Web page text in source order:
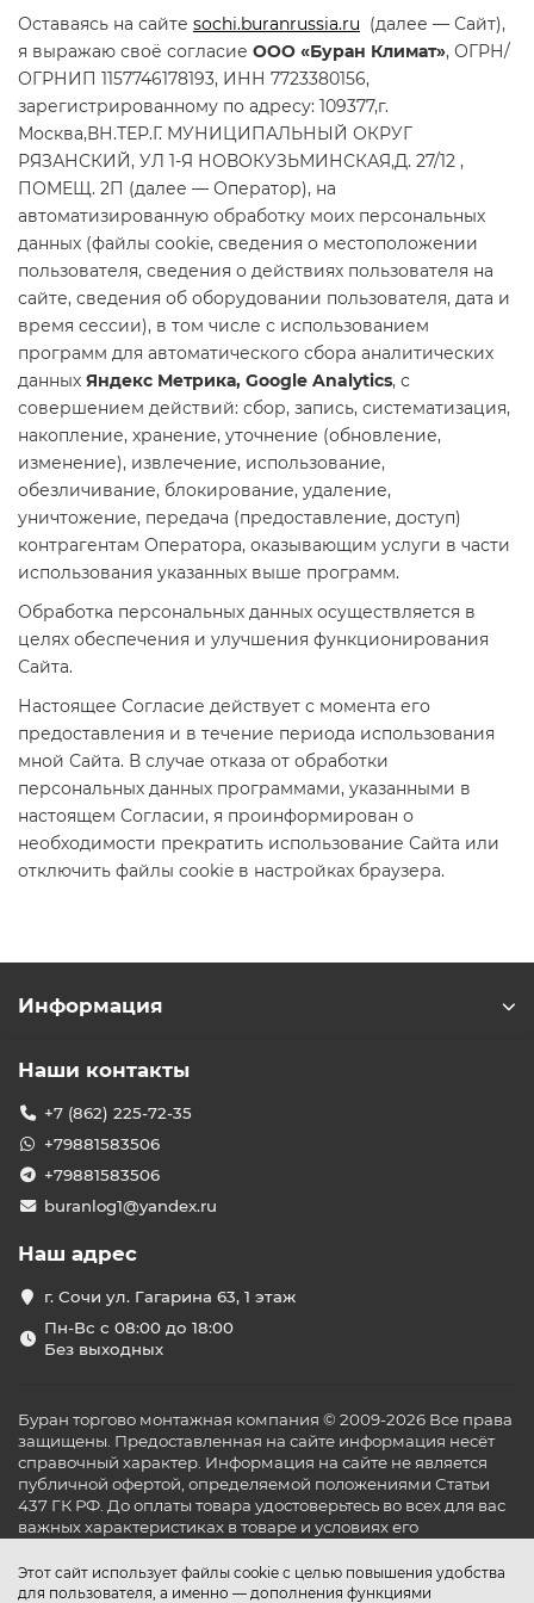
Оставаясь на сайте sochi.buranrussia.ru (далее — Сайт),
я выражаю своё согласие ООО «Буран Климат», ОГРН/
ОГРНИП 1157746178193, ИНН 7723380156,
зарегистрированному по адресу: 109377,г.
Москва,ВН.ТЕР.Г. МУНИЦИПАЛЬНЫЙ ОКРУГ
РЯЗАНСКИЙ, УЛ 1-Я НОВОКУЗЬМИНСКАЯ,Д. 27/12 ,
ПОМЕЩ. 2П (далее — Оператор), на
автоматизированную обработку моих персональных
данных (файлы cookie, сведения о местоположении
пользователя, сведения о действиях пользователя на
сайте, сведения об оборудовании пользователя, дата и
время сессии), в том числе с использованием
программ для автоматического сбора аналитических
данных Яндекс Метрика, Google Analytics, с
совершением действий: сбор, запись, систематизация,
накопление, хранение, уточнение (обновление,
изменение), извлечение, использование,
обезличивание, блокирование, удаление,
уничтожение, передача (предоставление, доступ)
контрагентам Оператора, оказывающим услуги в части
использования указанных выше программ.
Обработка персональных данных осуществляется в
целях обеспечения и улучшения функционирования
Сайта.
Настоящее Согласие действует с момента его
предоставления и в течение периода использования
мной Сайта. В случае отказа от обработки
персональных данных программами, указанными в
настоящем Согласии, я проинформирован о
необходимости прекратить использование Сайта или
отключить файлы cookie в настройках браузера.
Этот сайт использует файлы cookie с целью повышения удобства
для пользователя, а именно — дополнения функциями
Информация
Наши контакты
+7 (862) 225-72-35
+79881583506
+79881583506
buranlog1@yandex.ru
Наш адрес
г. Сочи ул. Гагарина 63, 1 этаж
Пн-Вс с 08:00 до 18:00
Без выходных
Буран торгово монтажная компания © 2009-2026 Все права
защищены. Предоставленная на сайте информация несёт
справочный характер. Информация на сайте не является
публичной офертой, определяемой положениями Статьи
437 ГК РФ. До оплаты товара удостоверьтесь во всех для вас
важных характеристиках в товаре и условиях его